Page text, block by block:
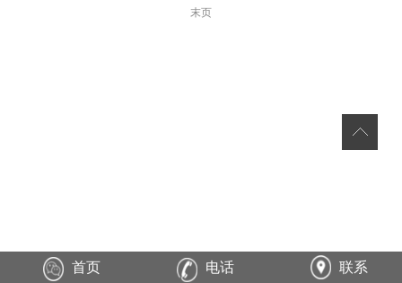
末页
首页 电话 联系